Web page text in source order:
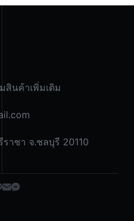
สินค้าเพิ่มเติม
าชา จ.ชลบุรี 20110